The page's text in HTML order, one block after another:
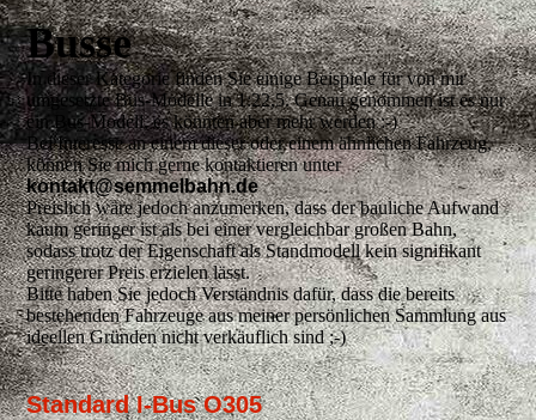
Busse
In dieser Kategorie finden Sie einige Beispiele für von mir
umgesetzte Bus-Modelle in 1:22,5. Genau genommen ist es nur
ein Bus-Modell, es könnten aber mehr werden :-)
Bei Interesse an einem dieser oder einem ähnlichen Fahrzeug,
können Sie mich gerne kontaktieren unter
kontakt@semmelbahn.de
Preislich wäre jedoch anzumerken, dass der bauliche Aufwand
kaum geringer ist als bei einer vergleichbar großen Bahn,
sodass trotz der Eigenschaft als Standmodell kein signifikant
geringerer Preis erzielen lässt.
Bitte haben Sie jedoch Verständnis dafür, dass die bereits
bestehenden Fahrzeuge aus meiner persönlichen Sammlung aus
ideellen Gründen nicht verkäuflich sind ;-)
Standard I-Bus O305